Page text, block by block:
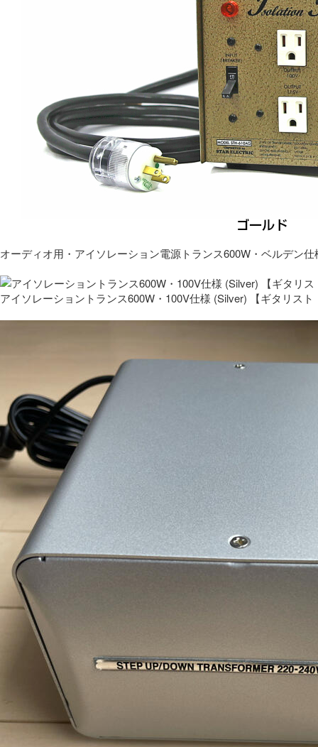
オーディオ用・アイソレーション電源トランス600W・ベルデン仕
アイソレーショントランス600W・100V仕様 (Silver) 【ギタリス